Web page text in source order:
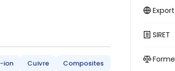
ion Cuivre Composites
Export
SIRET
Forme